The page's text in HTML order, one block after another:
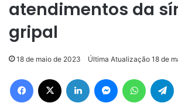
atendimentos da
gripal
18 de maio de 2023 Última Atualização 18 de